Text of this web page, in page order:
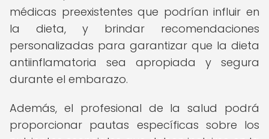
médicas preexistentes que podrían influir en
la dieta, y brindar recomendaciones
personalizadas para garantizar que la dieta
antiinflamatoria sea apropiada y segura
durante el embarazo.
Además, el profesional de la salud podrá
proporcionar pautas específicas sobre los